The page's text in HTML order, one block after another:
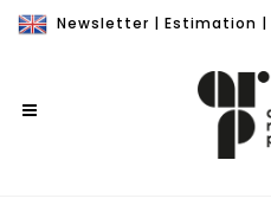
Newsletter | Estimation |